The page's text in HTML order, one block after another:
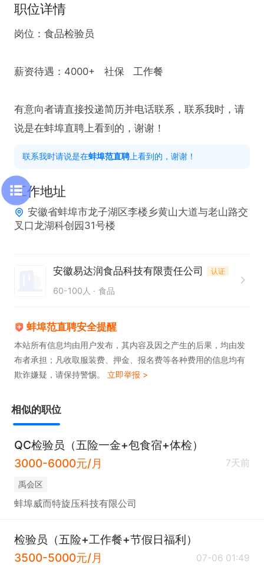
职位详情
岗位：食品检验员
薪资待遇：4000+   社保   工作餐
有意向者请直接投递简历并电话联系，联系我时，请
说是在蚌埠直聘上看到的，谢谢！
联系我时请说是在蚌埠范直聘 上看到的，谢谢！
工作地址
安徽省蚌埠市龙子湖区李楼乡黄山大道与老山路交
叉口龙湖科创园31号楼
安徽易达润食品科技有限责任公司 认证
60-100人 食品
蚌埠范直聘安全提醒
本站所有信息均由用户发布，其内容及因之产生的后果，均由发
布者承担；凡收取服装费、押金、报名费等各种费用的信息均有
欺诈嫌疑，请保持警惕。 立即举报 >
相似的职位
QC检验员（五险一金+包食宿+体检）
3000-6000元/月
7天前
禹会区
蚌埠威而特旋压科技有限公司
检验员（五险+工作餐+节假日福利）
3500-5000元/月
07-06 01:49